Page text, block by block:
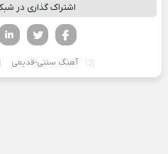
اشتراک گذاری در
آهنگ سنتی-قدیمی